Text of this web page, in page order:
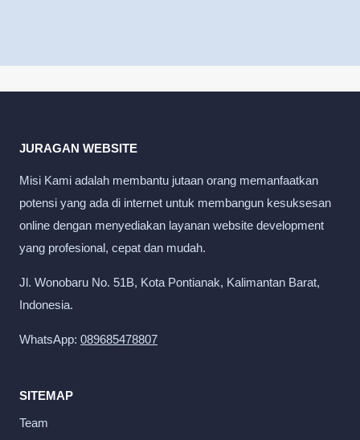
JURAGAN WEBSITE
Misi Kami adalah membantu jutaan orang memanfaatkan
potensi yang ada di internet untuk membangun kesuksesan
online dengan menyediakan layanan website development
yang profesional, cepat dan mudah.
Jl. Wonobaru No. 51B, Kota Pontianak, Kalimantan Barat,
Indonesia.
WhatsApp: 089685478807
SITEMAP
Team